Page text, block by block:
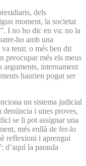
dels
moment, la societat
I no ho dic en va: no la
ho amb una
tenir, o més ben dit
preocupar més els meus
arguments, internament
haurien pogut ser
un sistema judicial
denúncia i unes proves,
se li pot assignar una
més enllà de fer-lo
reflexioni i aprengui
d’aquí la paraula